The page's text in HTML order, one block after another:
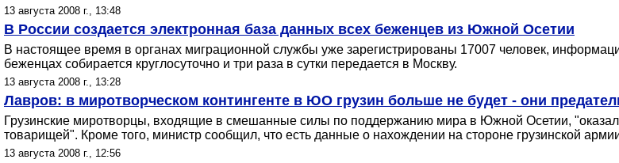
13 августа 2008 г., 13:48
В России создается электронная база данных всех беженцев из Южной Осетии
В настоящее время в органах миграционной службы уже зарегистрированы 17007 человек,
беженцах собирается круглосуточно и три раза в сутки передается в Москву.
13 августа 2008 г., 13:28
Лавров: в миротворческом контингенте в ЮО грузин больше не будет - они
Грузинские миротворцы, входящие в смешанные силы по поддержанию мира в Южной Осетии,
товарищей". Кроме того, министр сообщил, что есть данные о нахождении на стороне грузинской
13 августа 2008 г., 12:56